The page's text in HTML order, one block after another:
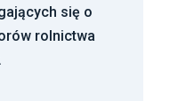
się o
rolnictwa